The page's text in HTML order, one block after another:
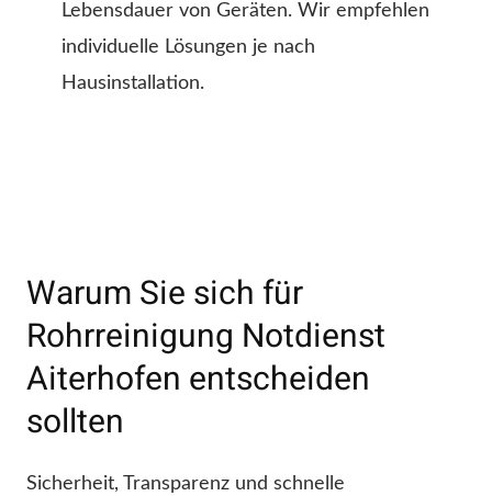
Lebensdauer von Geräten. Wir empfehlen
individuelle Lösungen je nach
Hausinstallation.
Warum Sie sich für
Rohrreinigung Notdienst
Aiterhofen entscheiden
sollten
Sicherheit, Transparenz und schnelle